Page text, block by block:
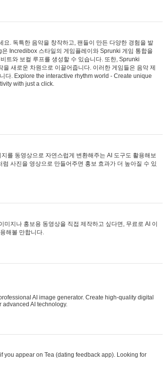
. 독특한 음악을 창작하고, 팬들이 만든 다양한 경험을 발
Incredibox 스타일의 게임플레이와 Sprunki 게임 통합을
트와 보컬 루프를 생성할 수 있습니다. 또한, Sprunki
새로운 차원으로 이끌어줍니다. 이러한 게임들은 음악 제
다. Explore the interactive rhythm world - Create unique
with just a click.
를 동영상으로 자연스럽게 변환해주는 AI 도구도 활용해보
럼 사진을 영상으로 만들어주면 홍보 효과가 더 높아질 수 있
지나 홍보용 동영상을 직접 제작하고 싶다면, 무료로 AI 이
해볼 만합니다.
AI image generator. Create high-quality digital
AI technology.
appear on Tea (dating feedback app). Looking for